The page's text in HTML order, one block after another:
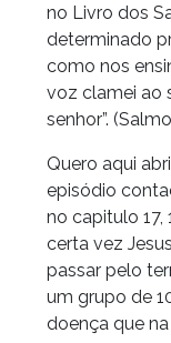
no Livro dos
determinado
como nos
voz clamei ao
senhor”.
Quero aqui
episódio
no capitulo 17,
certa vez
passar pelo
um grupo de
doença que